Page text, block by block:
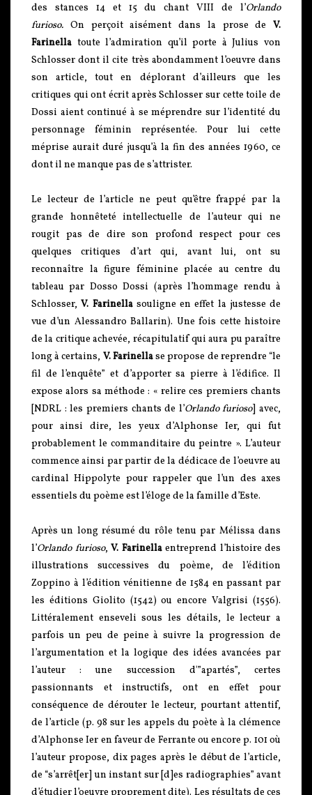
des stances 14 et 15 du chant VIII de l’Orlando
furioso. On perçoit aisément dans la prose de V.
Farinella toute l’admiration qu’il porte à Julius von
Schlosser dont il cite très abondamment l’oeuvre dans
son article, tout en déplorant d’ailleurs que les
critiques qui ont écrit après Schlosser sur cette toile de
Dossi aient continué à se méprendre sur l’identité du
personnage féminin représentée. Pour lui cette
méprise aurait duré jusqu’à la fin des années 1960, ce
dont il ne manque pas de s’attrister.
Le lecteur de l’article ne peut qu’être frappé par la
grande honnêteté intellectuelle de l’auteur qui ne
rougit pas de dire son profond respect pour ces
quelques critiques d’art qui, avant lui, ont su
reconnaître la figure féminine placée au centre du
tableau par Dosso Dossi (après l’hommage rendu à
Schlosser,V. Farinellasouligne en effet la justesse de
vue d’un Alessandro Ballarin). Une fois cette histoire
de la critique achevée, récapitulatif qui aura pu paraître
long à certains, V. Farinellase propose de reprendre “le
fil de l’enquête” et d’apporter sa pierre à l’édifice. Il
expose alors sa méthode : « relire ces premiers chants
[NDRL : les premiers chants de l’Orlando furioso] avec,
pour ainsi dire, les yeux d’Alphonse Ier, qui fut
probablement le commanditaire du peintre ». L’auteur
commence ainsi par partir de la dédicace de l’oeuvre au
cardinal Hippolyte pour rappeler que l’un des axes
essentiels du poème est l’éloge de la famille d’Este.
Après un long résumé du rôle tenu par Mélissa dans
l’Orlando furioso, V. Farinellaentreprend l’histoire des
illustrations successives du poème, de l’édition
Zoppino à l’édition vénitienne de 1584 en passant par
les éditions Giolito (1542) ou encore Valgrisi (1556).
Littéralement enseveli sous les détails, le lecteur a
parfois un peu de peine à suivre la progression de
l’argumentation et la logique des idées avancées par
l’auteur : une succession d'”apartés”, certes
passionnants et instructifs, ont en effet pour
conséquence de dérouter le lecteur, pourtant attentif,
de l’article (p. 98 sur les appels du poète à la clémence
d’Alphonse Ier en faveur de Ferrante ou encore p. 101 où
l’auteur propose, dix pages après le début de l’article,
de “s’arrêt[er] un instant sur [d]es radiographies” avant